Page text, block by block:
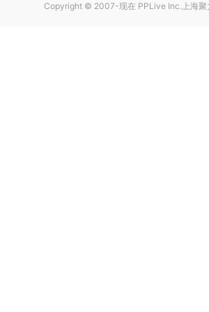
Copyright © 2007-现在 PPLive Inc.上海